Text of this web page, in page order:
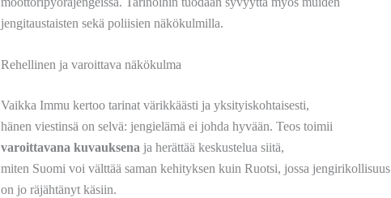
jengitaustaisten sekä poliisien näkökulmilla.
Rehellinen ja varoittava näkökulma
Vaikka Immu kertoo tarinat värikkäästi ja yksityiskohtaisesti,
hänen viestinsä on selvä: jengielämä ei johda hyvään. Teos toimii
varoittavana kuvauksena ja herättää keskustelua siitä,
miten Suomi voi välttää saman kehityksen kuin Ruotsi, jossa jengirikollisuus
on jo räjähtänyt käsiin.